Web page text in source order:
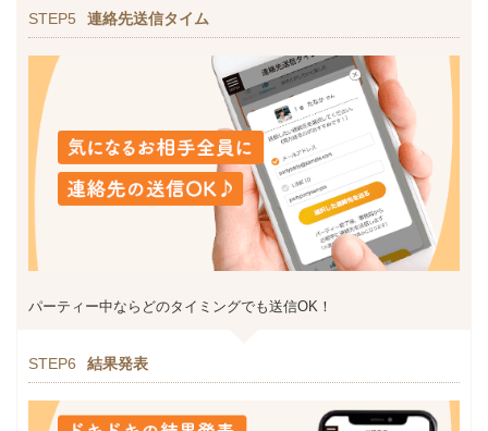
STEP5 連絡先送信タイム
パーティー中ならどのタイミングでも送信OK！
STEP6 結果発表